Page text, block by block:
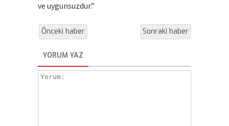
ve uygunsuzdur.”
Önceki haber Sonraki haber
YORUM YAZ